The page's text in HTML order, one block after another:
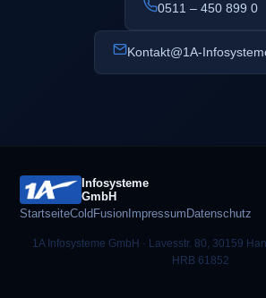
0511 – 450 899 0
Kontakt@1A-
Infosysteme
GmbH
StartseiteColdFusion Impressum Datenschutz
1A Infosysteme GmbH · Lavesstr. 80, 30159
HRB 61852